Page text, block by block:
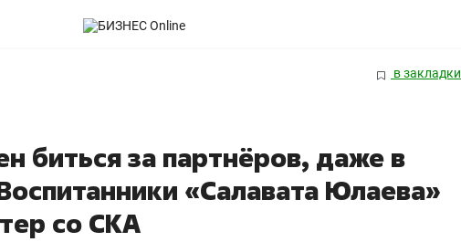
в закладки
биться за партнёров, даже в
«Салавата Юлаева»
со СКА